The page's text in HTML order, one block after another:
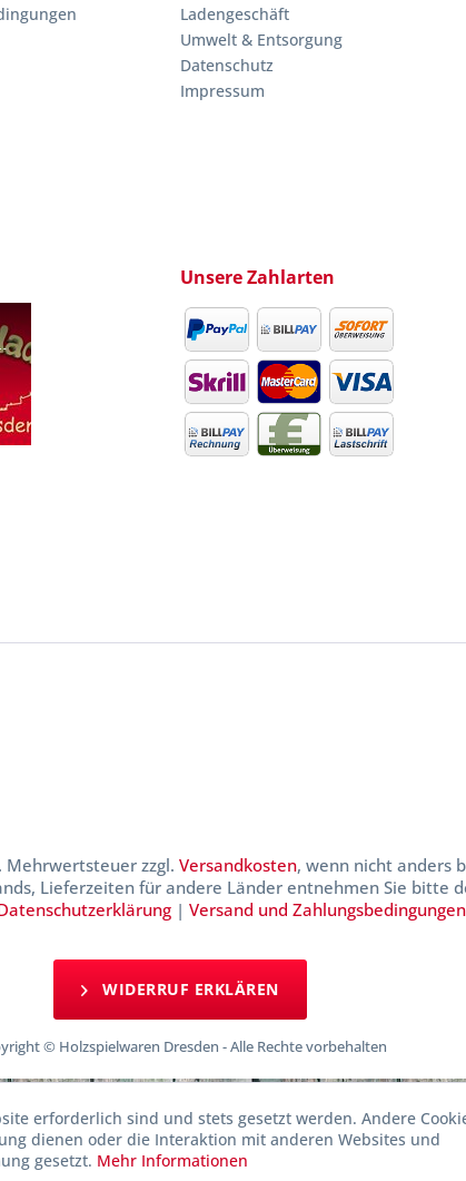
Ladengeschäft
Umwelt & Entsorgung
Datenschutz
Impressum
Unsere Zahlarten
Mehrwertsteuer zzgl. Versandkosten, wenn nicht anders
Lieferzeiten für andere Länder entnehmen Sie bitte
| Versand und Zahlungsbedingungen
WIDERRUF ERKLÄREN
© Holzspielwaren Dresden - Alle Rechte vorbehalten
erforderlich sind und stets gesetzt werden. Andere
dienen oder die Interaktion mit anderen Websites und
gesetzt. Mehr Informationen